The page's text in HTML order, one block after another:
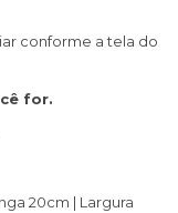
conforme a tela do
for.
20cm | Largura